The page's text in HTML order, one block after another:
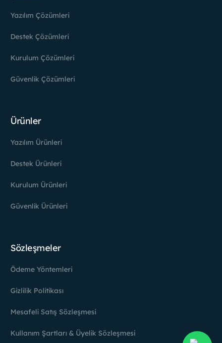
Yazılım Çözümleri
Destek Çözümleri
Kurulum Çözümleri
Güvenlik Çözümleri
Ürünler
Yazılım Ürünleri
Destek Ürünleri
Kurulum Ürünleri
Güvenlik Ürünleri
Sözleşmeler
Ödeme Yöntemleri
Gizlilik Politikası
Mesafeli Satış Sözleşmesi
Kullanım Şartları & Üyelik Sözleşmesi